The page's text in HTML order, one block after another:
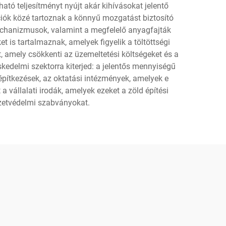
teljesítményt nyújt akár kihívásokat jelentő
közé tartoznak a könnyű mozgatást biztosító
valamint a megfelelő anyagfajták
is tartalmaznak, amelyek figyelik a töltöttségi
csökkenti az üzemeltetési költségeket és a
szektorra kiterjed: a jelentős mennyiségű
az oktatási intézmények, amelyek e
vállalati irodák, amelyek ezeket a zöld építési
szabványokat.